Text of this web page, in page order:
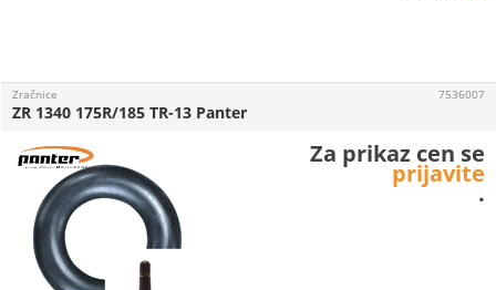
Zračnice
ZR 1340 175R/185 TR-13 Panter
7536007
Za prikaz cen se
prijavite
.